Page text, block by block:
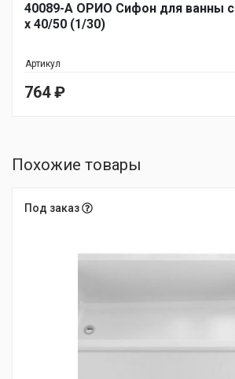
40089-А ОРИО Сифон для ванны
х 40/50 (1/30)
Артикул
764₽
Похожие товары
Под заказ